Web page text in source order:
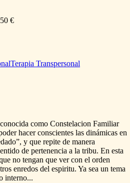
€
Terapia Transpersonal
conocida como Constelacion Familiar
hacer conscientes las dinámicas en
y que repite de manera
de pertenencia a la tribu. En esta
no tengan que ver con el orden
enredos del espiritu. Ya sea un tema
interno...